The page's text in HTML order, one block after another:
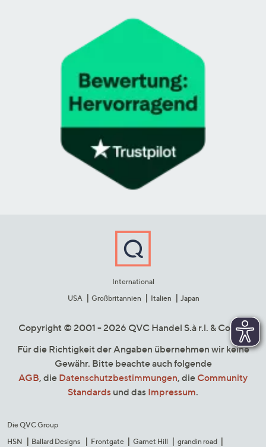
International
USA
Großbritannien Italien Japan
Copyright © 2001 - 2026 QVC Handel S.à r.l. & Co. KG
Für die Richtigkeit der Angaben übernehmen wir keine
Gewähr. Bitte beachte auch folgende
AGB, die Datenschutzbestimmungen, die Community
Standards und das Impressum.
Die QVC Group
HSN
Ballard Designs Frontgate Garnet Hill
grandin road